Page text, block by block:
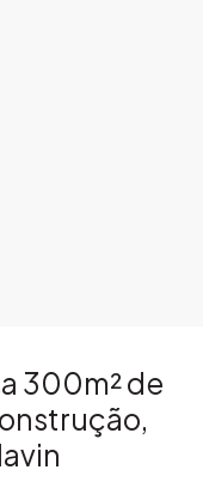
300m² de